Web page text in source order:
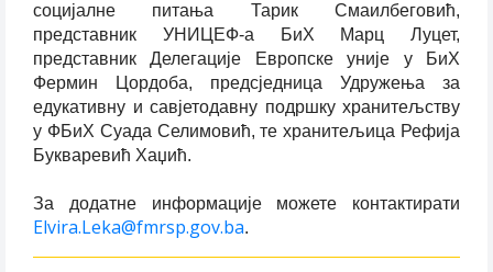
социјалне питања Тарик Смаилбеговић,
представник УНИЦЕФ-а БиХ Марц Луцет,
представник Делегације Европске уније у БиХ
Фермин Цордоба, предсједница Удружења за
едукативну и савјетодавну подршку хранитељству
у ФБиХ Суада Селимовић, те хранитељица Рефија
Букваревић Хаџић.
За додатне информације можете контактирати
Elvira.Leka@fmrsp.gov.ba.